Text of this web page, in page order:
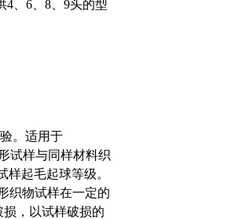
4、6、8、9头的型
。适用于
试样与同样材料织
起毛起球等级。
织物试样在一定的
损，以试样破损的